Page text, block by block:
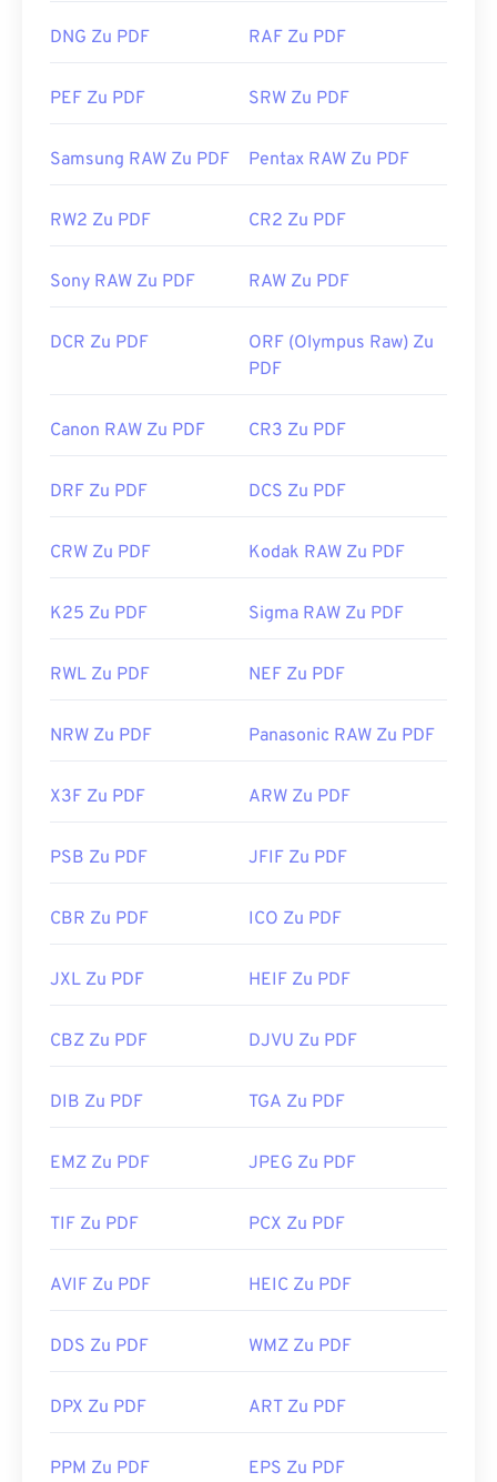
Beide sind kostenlos.
Nützliche Links:
https://acrobat.adobe.com/us/en/why-
DNG Zu PDF RAF Zu PDF
PEF Zu PDF SRW Zu PDF
Samsung RAW Zu PDF Pentax RAW Zu PDF
RW2 Zu PDF CR2 Zu PDF
Sony RAW Zu PDF RAW Zu PDF
DCR Zu PDF
ORF (Olympus Raw) Zu
PDF
Canon RAW Zu PDF CR3 Zu PDF
DRF Zu PDF DCS Zu PDF
CRW Zu PDF Kodak RAW Zu PDF
K25 Zu PDF Sigma RAW Zu PDF
RWL Zu PDF NEF Zu PDF
NRW Zu PDF Panasonic RAW Zu PDF
X3F Zu PDF ARW Zu PDF
PSB Zu PDF JFIF Zu PDF
CBR Zu PDF ICO Zu PDF
JXL Zu PDF HEIF Zu PDF
CBZ Zu PDF DJVU Zu PDF
DIB Zu PDF TGA Zu PDF
EMZ Zu PDF JPEG Zu PDF
TIF Zu PDF PCX Zu PDF
AVIF Zu PDF HEIC Zu PDF
DDS Zu PDF WMZ Zu PDF
DPX Zu PDF ART Zu PDF
PPM Zu PDF EPS Zu PDF